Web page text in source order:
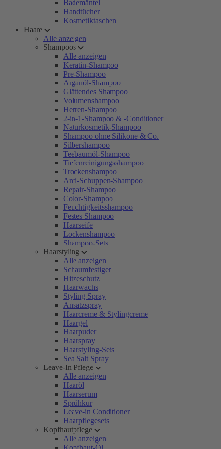
Bademäntel
Handtücher
Kosmetiktaschen
Haare
Alle anzeigen
Shampoos
Alle anzeigen
Keratin-Shampoo
Pre-Shampoo
Arganöl-Shampoo
Glättendes Shampoo
Volumenshampoo
Herren-Shampoo
2-in-1-Shampoo & -Conditioner
Naturkosmetik-Shampoo
Shampoo ohne Silikone & Co.
Silbershampoo
Teebaumöl-Shampoo
Tiefenreinigungsshampoo
Trockenshampoo
Anti-Schuppen-Shampoo
Repair-Shampoo
Color-Shampoo
Feuchtigkeitsshampoo
Festes Shampoo
Haarseife
Lockenshampoo
Shampoo-Sets
Haarstyling
Alle anzeigen
Schaumfestiger
Hitzeschutz
Haarwachs
Styling Spray
Ansatzspray
Haarcreme & Stylingcreme
Haargel
Haarpuder
Haarspray
Haarstyling-Sets
Sea Salt Spray
Leave-In Pflege
Alle anzeigen
Haaröl
Haarserum
Sprühkur
Leave-in Conditioner
Haarpflegesets
Kopfhautpflege
Alle anzeigen
Kopfhaut-Öl